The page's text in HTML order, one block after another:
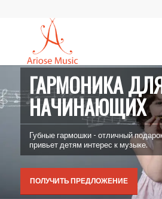
ГАРМОНИКА
НАЧИНАЮЩИХ
Губные гармошки - отличный
привьет детям интерес к музыке.
ПОЛУЧИТЬ ПРЕДЛОЖЕНИЕ